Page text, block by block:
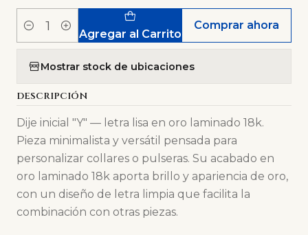
Cantidad Agregar al Carrito
Comprar ahora
Mostrar stock de ubicaciones
DESCRIPCIÓN
Dije inicial "Y" — letra lisa en oro laminado 18k.
Pieza minimalista y versátil pensada para
personalizar collares o pulseras. Su acabado en
oro laminado 18k aporta brillo y apariencia de oro,
con un diseño de letra limpia que facilita la
combinación con otras piezas.